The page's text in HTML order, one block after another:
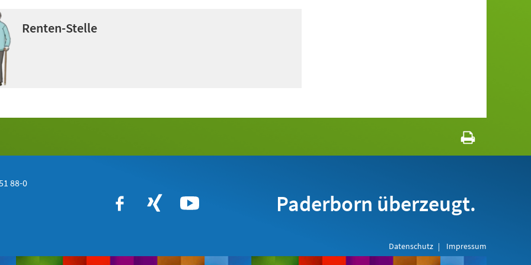
Renten-Stelle
88-0
Paderborn überzeugt.
Datenschutz Impressum